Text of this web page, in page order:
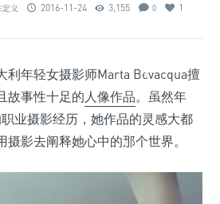
定义 2016-11-24 3,155 0 1
利年轻女摄影师Marta Bevacqua擅
故事性十足的人像作品。虽然年
业摄影经历，她作品的灵感大都
影去阐释她心中的那个世界。
•
•
•
•